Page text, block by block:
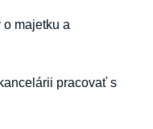
majetku a
pracovať s